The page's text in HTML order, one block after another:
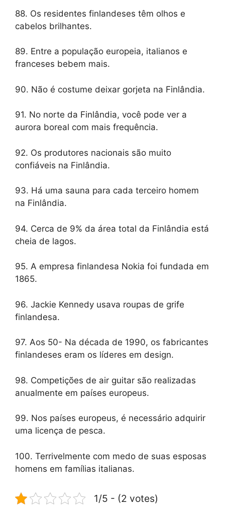
88. Os residentes finlandeses têm olhos e
cabelos brilhantes.
89. Entre a população europeia, italianos e
franceses bebem mais.
90. Não é costume deixar gorjeta na Finlândia.
91. No norte da Finlândia, você pode ver a
aurora boreal com mais frequência.
92. Os produtores nacionais são muito
confiáveis ​​na Finlândia.
93. Há uma sauna para cada terceiro homem
na Finlândia.
94. Cerca de 9% da área total da Finlândia está
cheia de lagos.
95. A empresa finlandesa Nokia foi fundada em
1865.
96. Jackie Kennedy usava roupas de grife
finlandesa.
97. Aos 50- Na década de 1990, os fabricantes
finlandeses eram os líderes em design.
98. Competições de air guitar são realizadas
anualmente em países europeus.
99. Nos países europeus, é necessário adquirir
uma licença de pesca.
100. Terrivelmente com medo de suas esposas
homens em famílias italianas.
1/5 - (2 votes)